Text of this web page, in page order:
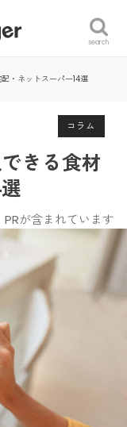
search
・ネットスーパー14選
コラム
きる食材
が含まれています